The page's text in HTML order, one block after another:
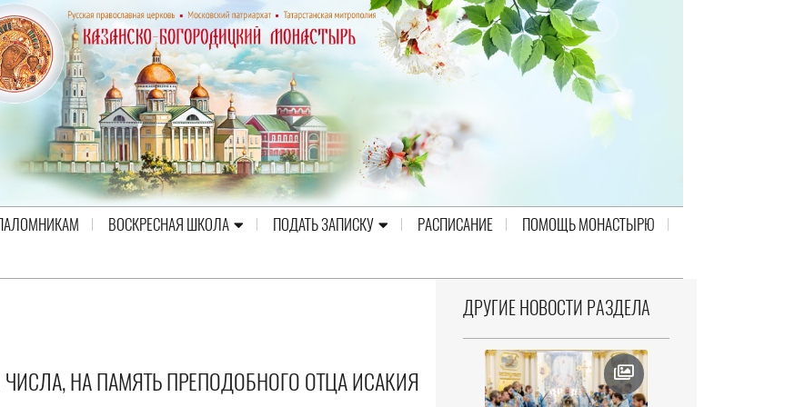
ВОСКРЕСНАЯ ШКОЛА ПОДАТЬ ЗАПИСКУ РАСПИСАНИЕ
ПОМОЩЬ МОНАСТЫРЮ
НА ПАМЯТЬ ПРЕПОДОБНОГО ОТЦА ИСАКИЯ
ДРУГИЕ НОВОСТИ РАЗДЕЛА